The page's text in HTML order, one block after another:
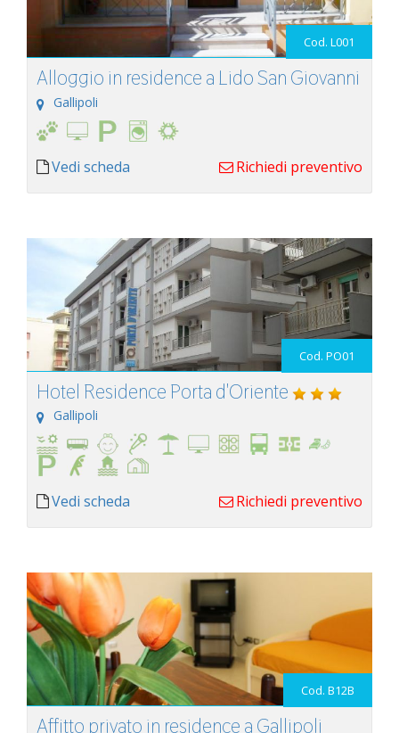
Cod. L001
Alloggio in residence a Lido San Giovanni
Gallipoli
Vedi scheda Richiedi preventivo
Cod. PO01
Hotel Residence Porta d'Oriente
Gallipoli
Vedi scheda Richiedi preventivo
Cod. B12B
Affitto privato in residence a Gallipoli